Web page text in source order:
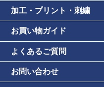
加工・プリント・刺繍
お買い物ガイド
よくあるご質問
お問い合わせ